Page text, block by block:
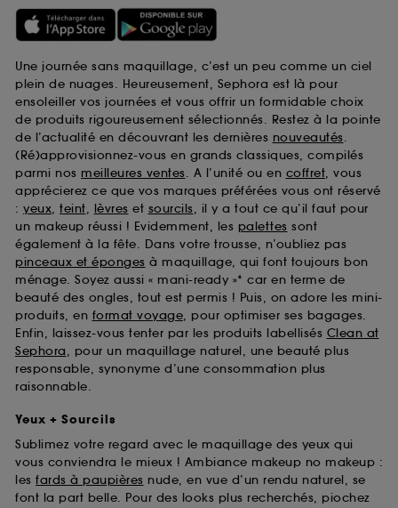
Une journée sans maquillage, c’est un peu comme un ciel
plein de nuages. Heureusement, Sephora est là pour
ensoleiller vos journées et vous offrir un formidable choix
de produits rigoureusement sélectionnés. Restez à la pointe
de l’actualité en découvrant les dernières nouveautés.
(Ré)approvisionnez-vous en grands classiques, compilés
parmi nos meilleures ventes. A l’unité ou en coffret, vous
apprécierez ce que vos marques préférées vous ont réservé
: yeux, teint, lèvres et sourcils, il y a tout ce qu’il faut pour
un makeup réussi ! Evidemment, les palettes sont
également à la fête. Dans votre trousse, n’oubliez pas
pinceaux et éponges à maquillage, qui font toujours bon
ménage. Soyez aussi « mani-ready »* car en terme de
beauté des ongles, tout est permis ! Puis, on adore les mini-
produits, en format voyage, pour optimiser ses bagages.
Enfin, laissez-vous tenter par les produits labellisés Clean at
Sephora, pour un maquillage naturel, une beauté plus
responsable, synonyme d’une consommation plus
raisonnable.
Yeux + Sourcils
Sublimez votre regard avec le maquillage des yeux qui
vous conviendra le mieux ! Ambiance makeup no makeup :
les fards à paupières nude, en vue d’un rendu naturel, se
font la part belle. Pour des looks plus recherchés, piochez